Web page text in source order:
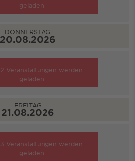
geladen
DONNERSTAG
20.08.2026
2 Veranstaltungen werden
geladen
FREITAG
21.08.2026
3 Veranstaltungen werden
geladen